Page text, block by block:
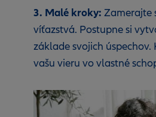
3. Malé kroky: Zamerajte
víťazstvá. Postupne si
základe svojich
vašu vieru vo vlastné